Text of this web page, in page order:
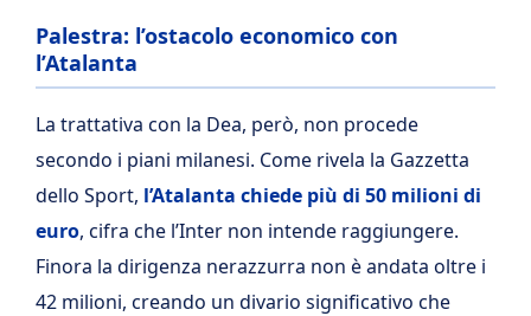
Palestra: l’ostacolo economico con
l’Atalanta
La trattativa con la Dea, però, non procede
secondo i piani milanesi. Come rivela la Gazzetta
dello Sport, l’Atalanta chiede più di 50 milioni di
euro, cifra che l’Inter non intende raggiungere.
Finora la dirigenza nerazzurra non è andata oltre i
42 milioni, creando un divario significativo che